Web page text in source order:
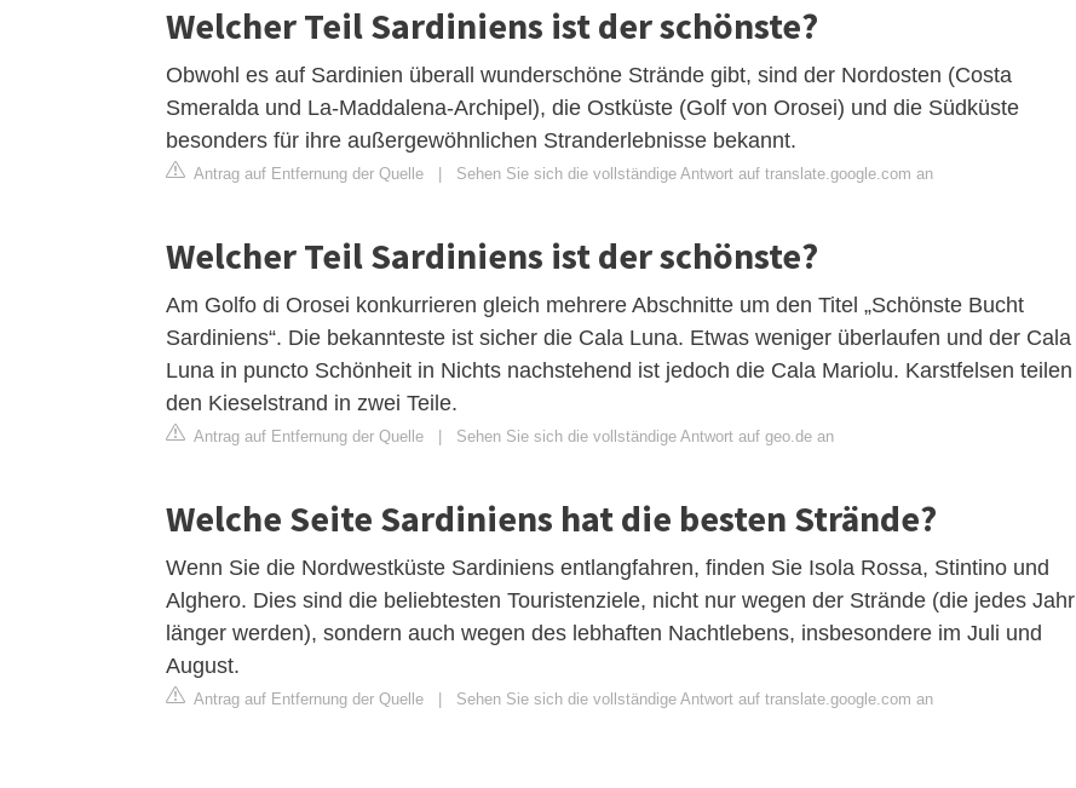
Welcher Teil Sardiniens ist der schönste?
Obwohl es auf Sardinien überall wunderschöne Strände gibt, sind der Nordosten (Costa
Smeralda und La-Maddalena-Archipel), die Ostküste (Golf von Orosei) und die Südküste
besonders für ihre außergewöhnlichen Stranderlebnisse bekannt.
Antrag auf Entfernung der Quelle | Sehen Sie sich die vollständige Antwort auf translate.google.com an
Welcher Teil Sardiniens ist der schönste?
Am Golfo di Orosei konkurrieren gleich mehrere Abschnitte um den Titel „Schönste Bucht
Sardiniens“. Die bekannteste ist sicher die Cala Luna. Etwas weniger überlaufen und der Cala
Luna in puncto Schönheit in Nichts nachstehend ist jedoch die Cala Mariolu. Karstfelsen teilen
den Kieselstrand in zwei Teile.
Antrag auf Entfernung der Quelle | Sehen Sie sich die vollständige Antwort auf geo.de an
Welche Seite Sardiniens hat die besten Strände?
Wenn Sie die Nordwestküste Sardiniens entlangfahren, finden Sie Isola Rossa, Stintino und
Alghero. Dies sind die beliebtesten Touristenziele, nicht nur wegen der Strände (die jedes Jahr
länger werden), sondern auch wegen des lebhaften Nachtlebens, insbesondere im Juli und
August.
Antrag auf Entfernung der Quelle | Sehen Sie sich die vollständige Antwort auf translate.google.com an